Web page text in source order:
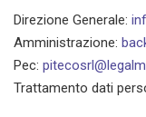
Direzione Generale:
Amministrazione:
Pec:
Trattamento dati